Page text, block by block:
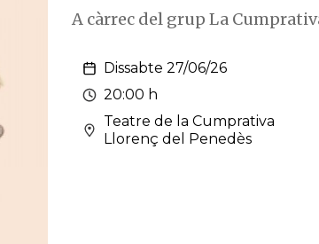
A càrrec del grup La
Dissabte 27/06/26
20:00 h
Teatre de la Cumprativa
Llorenç del Penedès